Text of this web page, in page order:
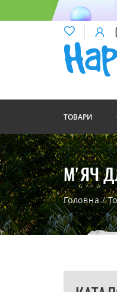
ТОВАРИ
М'ЯЧ
Головна/